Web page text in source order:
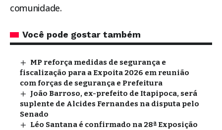
comunidade.
Você pode gostar também
MP reforça medidas de segurança e
fiscalização para a Expoita 2026 em reunião
com forças de segurança e Prefeitura
João Barroso, ex-prefeito de Itapipoca, será
suplente de Alcides Fernandes na disputa pelo
Senado
Léo Santana é confirmado na 28ª Exposição